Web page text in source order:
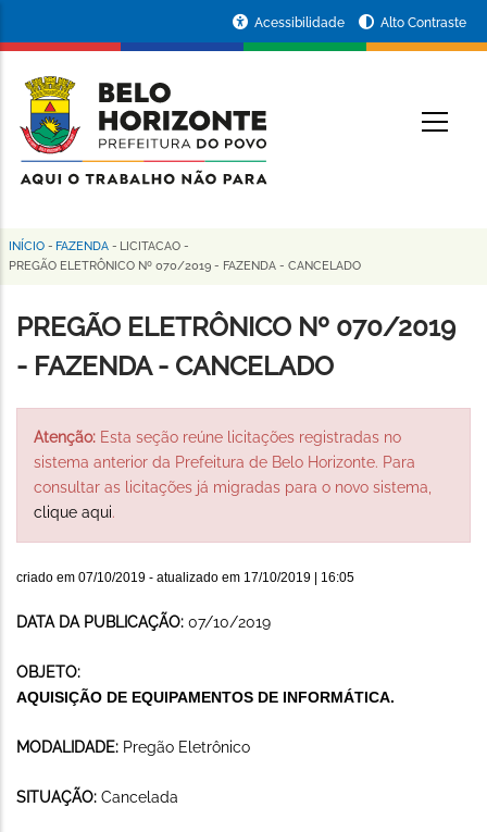
conteúdo
principal
da
Prefeitura
de
Horizonte
Acessibilidade Alto Contraste
Trilha
navegação
INÍCIO - FAZENDA - LICITACAO -
PREGÃO ELETRÔNICO Nº 070/2019 - FAZENDA - CANCELADO
PREGÃO ELETRÔNICO Nº 070/2019
- FAZENDA - CANCELADO
Atenção: Esta seção reúne licitações registradas no
sistema anterior da Prefeitura de Belo Horizonte. Para
consultar as licitações já migradas para o novo sistema,
clique aqui.
criado em 07/10/2019 - atualizado em 17/10/2019 | 16:05
DATA DA PUBLICAÇÃO: 07/10/2019
OBJETO:
AQUISIÇÃO DE EQUIPAMENTOS DE INFORMÁTICA.
MODALIDADE: Pregão Eletrônico
SITUAÇÃO: Cancelada